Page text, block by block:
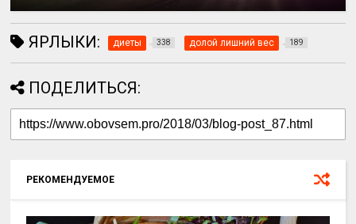
ЯРЛЫКИ: диеты 338 долой лишний вес 189
ПОДЕЛИТЬСЯ:
РЕКОМЕНДУЕМОЕ